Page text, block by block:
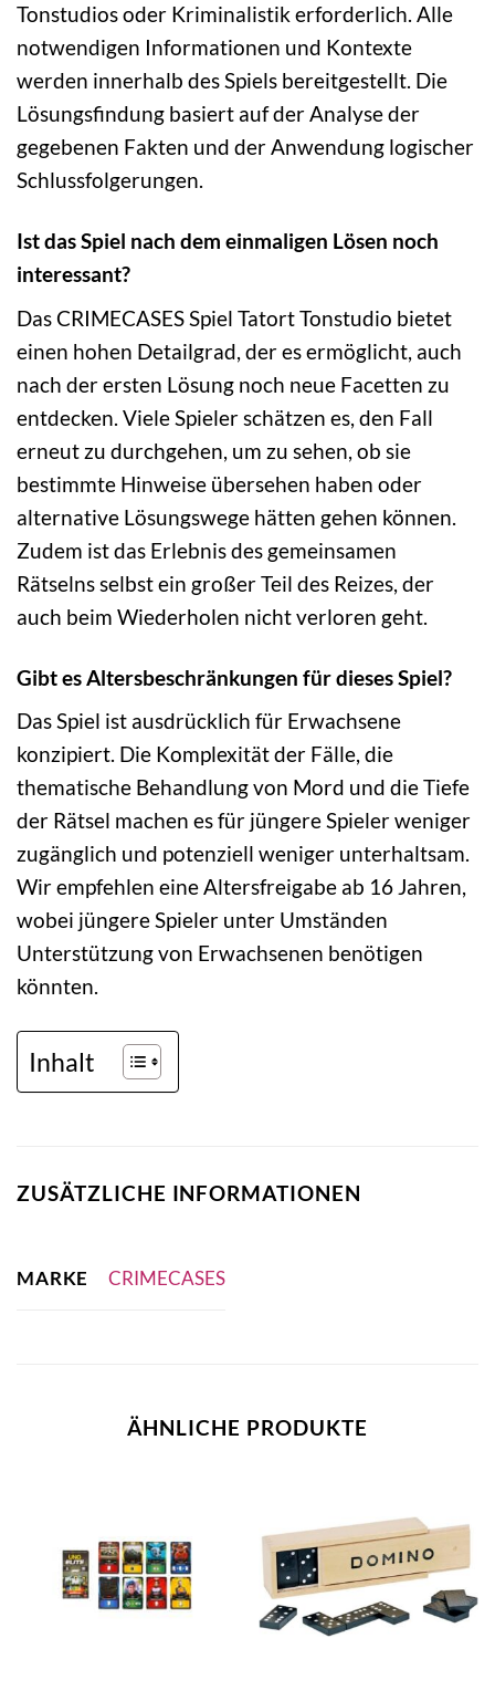
Tonstudios oder Kriminalistik erforderlich. Alle
notwendigen Informationen und Kontexte
werden innerhalb des Spiels bereitgestellt. Die
Lösungsfindung basiert auf der Analyse der
gegebenen Fakten und der Anwendung logischer
Schlussfolgerungen.
Ist das Spiel nach dem einmaligen Lösen noch
interessant?
Das CRIMECASES Spiel Tatort Tonstudio bietet
einen hohen Detailgrad, der es ermöglicht, auch
nach der ersten Lösung noch neue Facetten zu
entdecken. Viele Spieler schätzen es, den Fall
erneut zu durchgehen, um zu sehen, ob sie
bestimmte Hinweise übersehen haben oder
alternative Lösungswege hätten gehen können.
Zudem ist das Erlebnis des gemeinsamen
Rätselns selbst ein großer Teil des Reizes, der
auch beim Wiederholen nicht verloren geht.
Gibt es Altersbeschränkungen für dieses Spiel?
Das Spiel ist ausdrücklich für Erwachsene
konzipiert. Die Komplexität der Fälle, die
thematische Behandlung von Mord und die Tiefe
der Rätsel machen es für jüngere Spieler weniger
zugänglich und potenziell weniger unterhaltsam.
Wir empfehlen eine Altersfreigabe ab 16 Jahren,
wobei jüngere Spieler unter Umständen
Unterstützung von Erwachsenen benötigen
könnten.
Inhalt
ZUSÄTZLICHE INFORMATIONEN
MARKE CRIMECASES
ÄHNLICHE PRODUKTE